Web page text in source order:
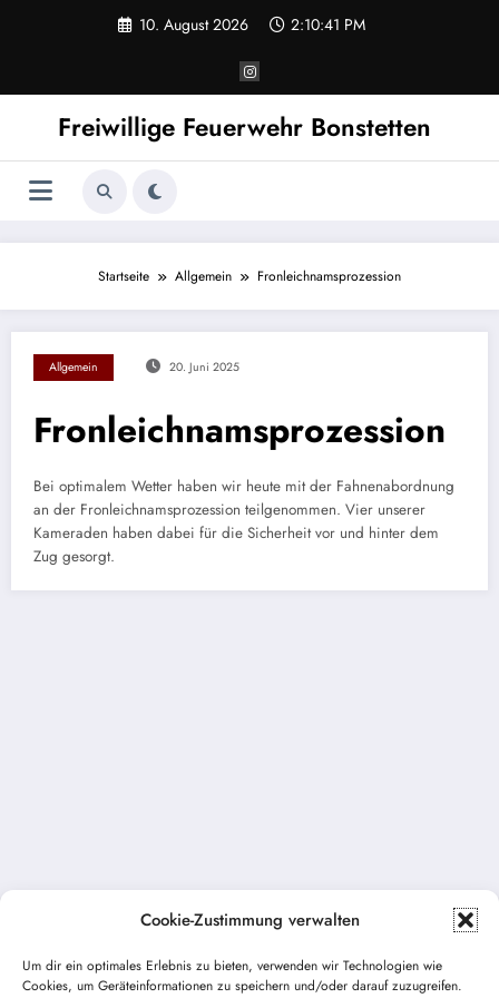
Cookie-Zustimmung verwalten
Um dir ein optimales Erlebnis zu bieten, verwenden wir Technologien wie
Cookies, um Geräteinformationen zu speichern und/oder darauf zuzugreifen.
10. August 2026 2:10:41 PM
Freiwillige Feuerwehr Bonstetten
Startseite Allgemein Fronleichnamsprozession
Allgemein 20. Juni 2025
Fronleichnamsprozession
Bei optimalem Wetter haben wir heute mit der Fahnenabordnung
an der Fronleichnamsprozession teilgenommen. Vier unserer
Kameraden haben dabei für die Sicherheit vor und hinter dem
Zug gesorgt.